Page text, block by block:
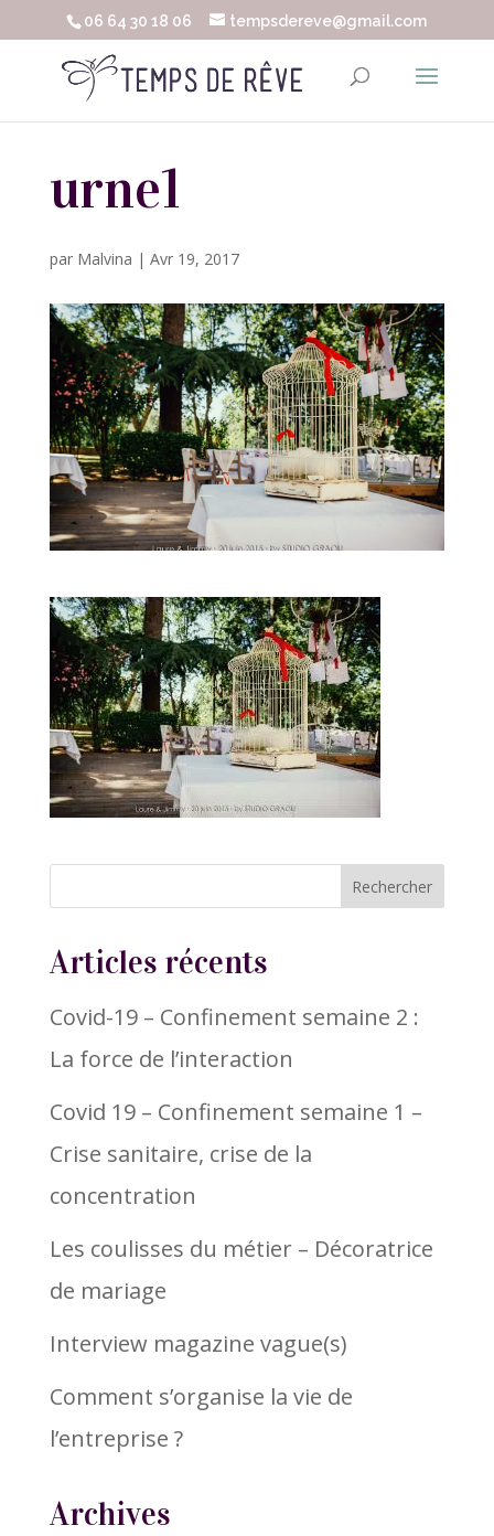
06 64 30 18 06 tempsdereve@gmail.com
urne1
par Malvina | Avr 19, 2017
Articles récents
Covid-19 – Confinement semaine 2 :
La force de l’interaction
Covid 19 – Confinement semaine 1 –
Crise sanitaire, crise de la
concentration
Les coulisses du métier – Décoratrice
de mariage
Interview magazine vague(s)
Comment s’organise la vie de
l’entreprise ?
Archives